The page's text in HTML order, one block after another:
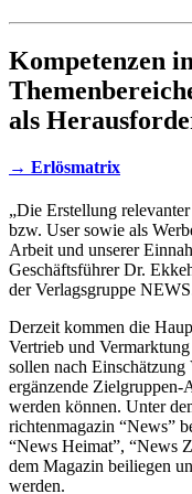
Kompetenzen
als
→ Erlösmatrix
„Die Erstel­lung
bzw. User sowie als
Arbeit und unse­rer
Geschäfts­füh­rer Dr.
der Verlags­gruppe NEWS
Derzeit kommen die
Vertrieb und
sollen nach Einschät­zung
ergän­zende Ziel­­grup­­pen-
werden können. Unter
rich­ten­ma­ga­zin “News”
“News Heimat”, “News
dem Maga­zin beilie­gen
werden.